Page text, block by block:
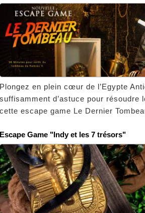
en plein cœur de l’Egypte
d’astuce pour résoudre
escape game Le Dernier
Game "Indy et les 7 trésors"